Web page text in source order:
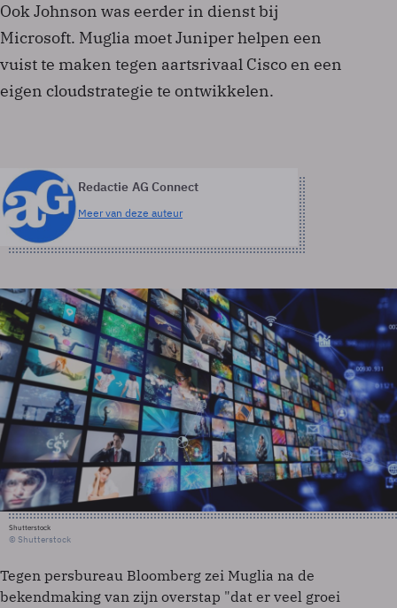
Ook Johnson was eerder in dienst bij
Microsoft. Muglia moet Juniper helpen een
vuist te maken tegen aartsrivaal Cisco en een
eigen cloudstrategie te ontwikkelen.
Redactie AG Connect
Meer van deze auteur
Shutterstock
© Shutterstock
Tegen persbureau Bloomberg zei Muglia na de
bekendmaking van zijn overstap "dat er veel groei